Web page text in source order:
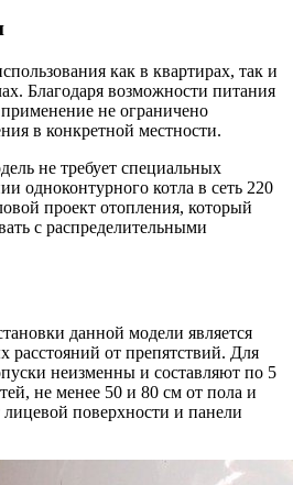
как в квартирах, так и
Благодаря возможности питания
не ограничено
в конкретной местности.
не требует специальных
одноконтурного котла в сеть 220
проект отопления, который
с распределительными
данной модели является
от препятствий. Для
неизменны и составляют по 5
не менее 50 и 80 см от пола и
поверхности и панели